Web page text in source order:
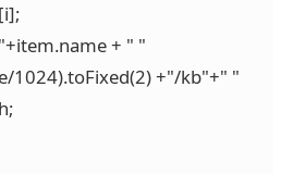
+ " "
1024).toFixed(2) +"/kb"+" "